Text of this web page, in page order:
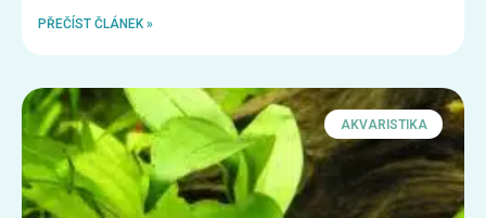
PŘEČÍST ČLÁNEK »
AKVARISTIKA